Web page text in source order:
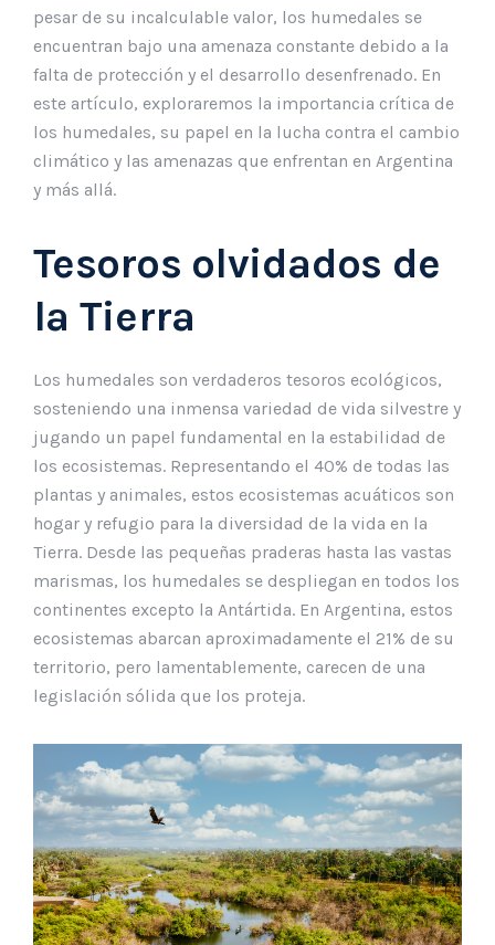
pesar de su incalculable valor, los humedales se
encuentran bajo una amenaza constante debido a la
falta de protección y el desarrollo desenfrenado. En
este artículo, exploraremos la importancia crítica de
los humedales, su papel en la lucha contra el cambio
climático y las amenazas que enfrentan en Argentina
y más allá.
Tesoros olvidados de
la Tierra
Los humedales son verdaderos tesoros ecológicos,
sosteniendo una inmensa variedad de vida silvestre y
jugando un papel fundamental en la estabilidad de
los ecosistemas. Representando el 40% de todas las
plantas y animales, estos ecosistemas acuáticos son
hogar y refugio para la diversidad de la vida en la
Tierra. Desde las pequeñas praderas hasta las vastas
marismas, los humedales se despliegan en todos los
continentes excepto la Antártida. En Argentina, estos
ecosistemas abarcan aproximadamente el 21% de su
territorio, pero lamentablemente, carecen de una
legislación sólida que los proteja.